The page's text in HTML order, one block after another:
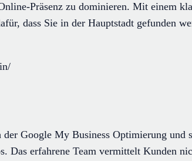
Präsenz zu dominieren. Mit einem
dass Sie in der Hauptstadt gefunden
Google My Business Optimierung und
Das erfahrene Team vermittelt Kunden